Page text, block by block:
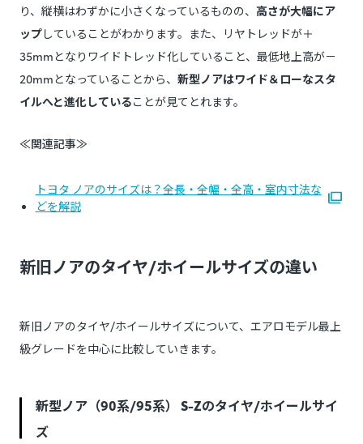
り、縦横はわずかに小さくなっているものの、 高さが大幅にア
ップしていることがわかります。また、リヤトレッドが＋
35mmとなりワイドトレッド化していること、最低地上高が－
20mmとなっていることから、 新型ノアはワイド＆ローなスタ
イルへと進化していることが見てとれます。
≪関連記事≫
トヨタ ノアのサイズは？全長・全幅・全高・室内寸法な
どを解説
新旧ノアのタイヤ/ホイールサイズの違い
新旧ノアのタイヤ/ホイールサイズについて、エアロモデル最上
級グレードを中心に比較していきます。
新型ノア（90系/95系） S-Zのタイヤ/ホイールサイ
ズ